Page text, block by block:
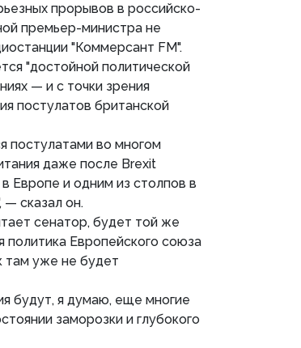
прорывов в российско-
премьер-министра не
"Коммерсант FM".
"достойной политической
— и с точки зрения
постулатов британской
постулатами во многом
даже после Brexit
и одним из столпов в
— сказал он.
сенатор, будет той же
политика Европейского союза
там уже не будет
будут, я думаю, еще многие
заморозки и глубокого